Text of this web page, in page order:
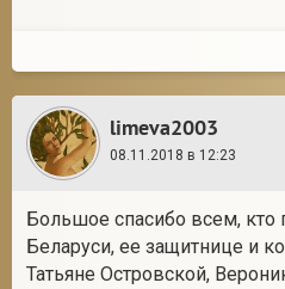
limeva2003
08.11.2018 в 12:23
Большое спасибо всем, кто
Беларуси, ее защитнице и
Татьяне Островской,